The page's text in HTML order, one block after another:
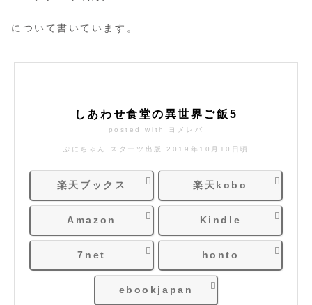
について書いています。
しあわせ食堂の異世界ご飯5
posted with ヨメレバ
ぷにちゃん スターツ出版 2019年10月10日頃
楽天ブックス 楽天kobo
Amazon Kindle
7net honto
ebookjapan